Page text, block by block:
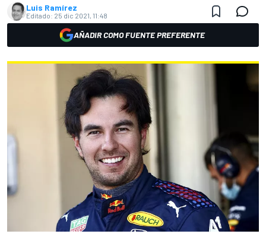
Luis Ramírez
Editado: 25 dic 2021, 11:48
AÑADIR COMO FUENTE PREFERENTE